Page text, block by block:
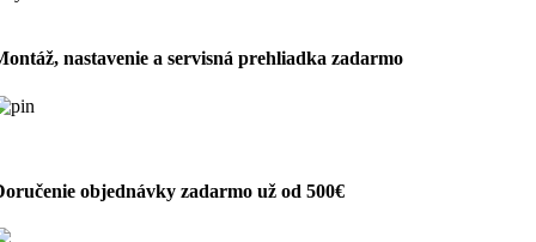
nastavenie a servisná prehliadka zadarmo
objednávky zadarmo už od 500€